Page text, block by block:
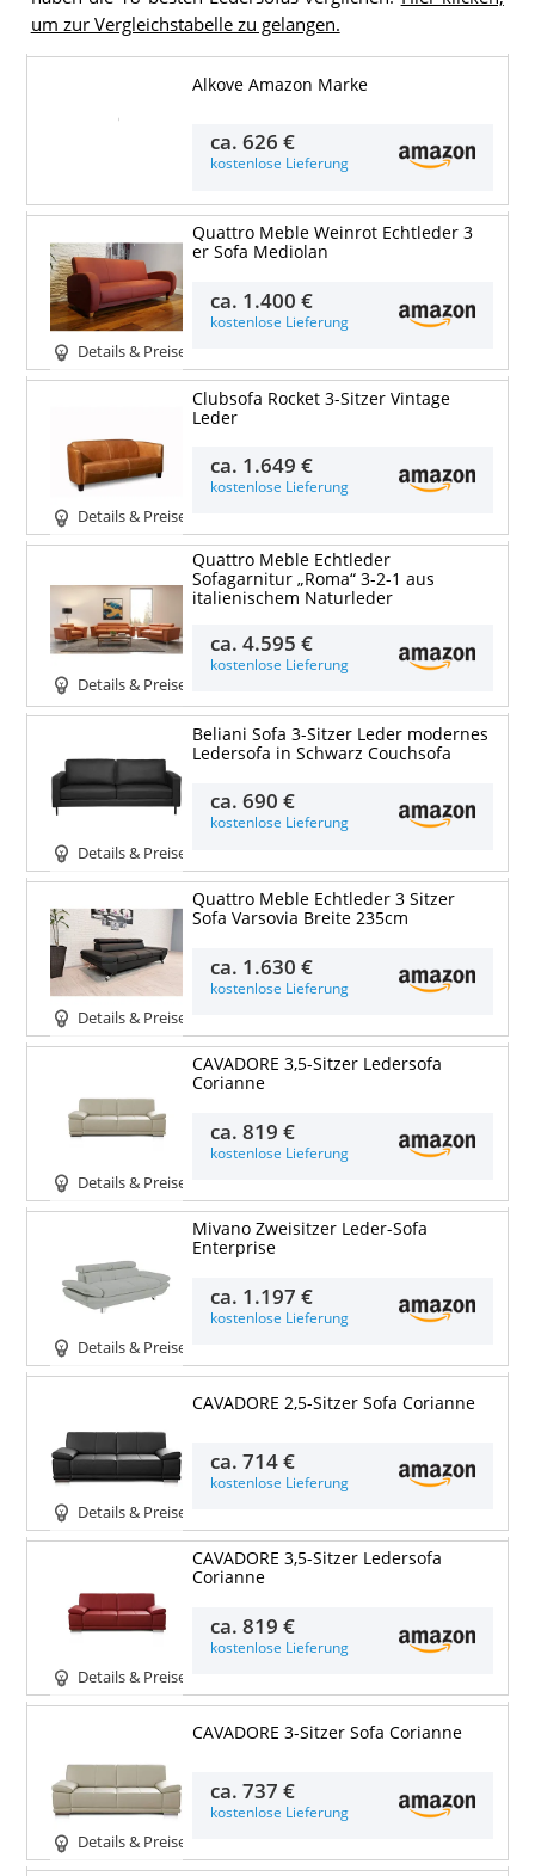
um zur Vergleichstabelle zu gelangen.
Alkove Amazon Marke
ca.626 €
kostenlose Lieferung
Details & Preise
Quattro Meble Weinrot Echtleder 3
er Sofa Mediolan
ca. 1.400 €
kostenlose Lieferung
Details & Preise
Clubsofa Rocket 3-Sitzer Vintage
Leder
ca. 1.649 €
kostenlose Lieferung
Details & Preise
Quattro Meble Echtleder
Sofagarnitur „Roma“ 3-2-1 aus
italienischem Naturleder
ca.4.595 €
kostenlose Lieferung
Details & Preise
Beliani Sofa 3-Sitzer Leder modernes
Ledersofa in Schwarz Couchsofa
ca.690 €
kostenlose Lieferung
Details & Preise
Quattro Meble Echtleder 3 Sitzer
Sofa Varsovia Breite 235cm
ca. 1.630 €
kostenlose Lieferung
Details & Preise
CAVADORE 3,5-Sitzer Ledersofa
Corianne
ca.819 €
kostenlose Lieferung
Details & Preise
Mivano Zweisitzer Leder-Sofa
Enterprise
ca. 1.197 €
kostenlose Lieferung
Details & Preise
CAVADORE 2,5-Sitzer Sofa Corianne
ca.714 €
kostenlose Lieferung
Details & Preise
CAVADORE 3,5-Sitzer Ledersofa
Corianne
ca.819 €
kostenlose Lieferung
Details & Preise
CAVADORE 3-Sitzer Sofa Corianne
ca.737 €
kostenlose Lieferung